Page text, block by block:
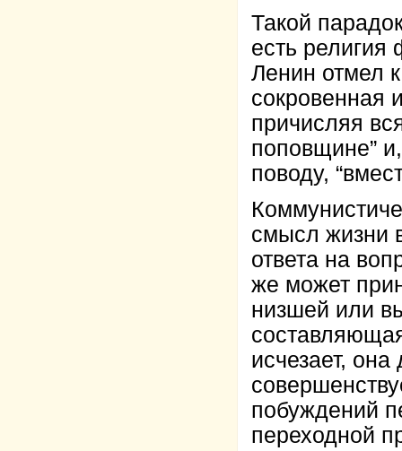
Такой
есть
Ленин отмел
сокровенная
причисляя
поповщине”
поводу,
смысл жизни
ответа на
же может
низшей или
исчезает, она
побуждений
переходной